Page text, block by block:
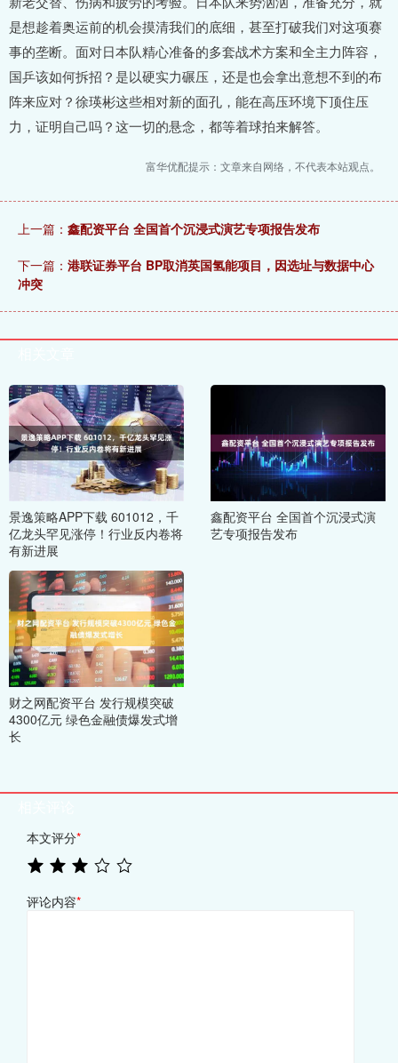
是想趁着奥运前的机会摸清我们的底细，甚至打破我们对这项赛
事的垄断。面对日本队精心准备的多套战术方案和全主力阵容，
国乒该如何拆招？是以硬实力碾压，还是也会拿出意想不到的布
阵来应对？徐瑛彬这些相对新的面孔，能在高压环境下顶住压
力，证明自己吗？这一切的悬念，都等着球拍来解答。
富华优配提示：文章来自网络，不代表本站观点。
上一篇： 鑫配资平台 全国首个沉浸式演艺专项报告发布
下一篇： 港联证券平台 BP取消英国氢能项目，因选址与数据中心
冲突
景逸策略APP下载 601012，千
亿龙头罕见涨停！行业反内卷将
有新进展
鑫配资平台 全国首个沉浸式演
艺专项报告发布
财之网配资平台 发行规模突破
4300亿元 绿色金融债爆发式增
长
本文评分*
评论内容*